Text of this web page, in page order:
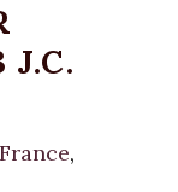
J.C.
France,